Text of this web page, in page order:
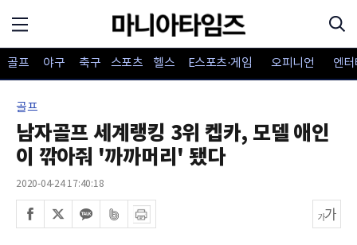
골프 야구 축구 스포츠 헬스 E스포츠·게임 오피니언 엔
골프
남자골프 세계랭킹 3위 켑카, 모델 애인
이 깎아줘 '까까머리' 됐다
2020-04-24 17:40:18